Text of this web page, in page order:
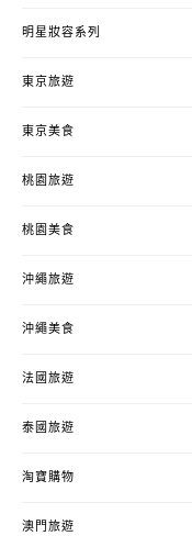
明星妝容系列
東京旅遊
東京美食
桃園旅遊
桃園美食
沖繩旅遊
沖繩美食
法國旅遊
泰國旅遊
淘寶購物
澳門旅遊